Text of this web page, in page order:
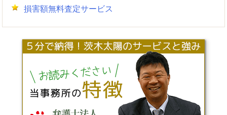
損害額無料査定サービス